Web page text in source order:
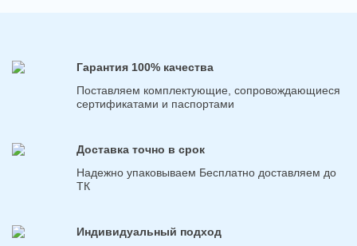
Гарантия 100% качества
Поставляем комплектующие, сопровождающиеся
сертификатами и паспортами
Доставка точно в срок
Надежно упаковываем Бесплатно доставляем до
ТК
Индивидуальный подход